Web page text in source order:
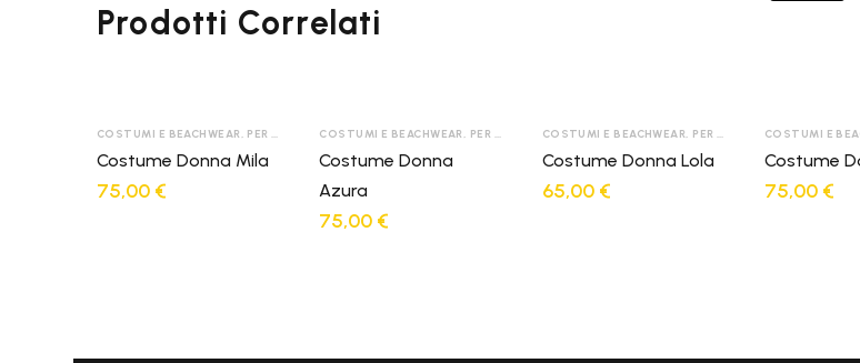
Prodotti Correlati
COSTUMI E BEACHWEAR PER DONNA
Costume Donna Mila
75,00 €
COSTUMI E BEACHWEAR PER DONNA
Costume Donna
Azura
75,00 €
COSTUMI E BEACHWEAR PER DONNA
Costume Donna Lola
65,00 €
COSTUMI E
Costume
75,00 €